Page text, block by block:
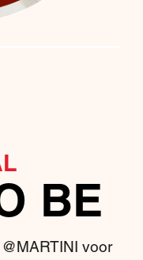
BE
voor